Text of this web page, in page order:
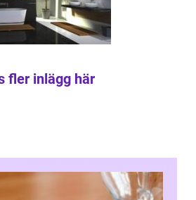
fler inlägg här